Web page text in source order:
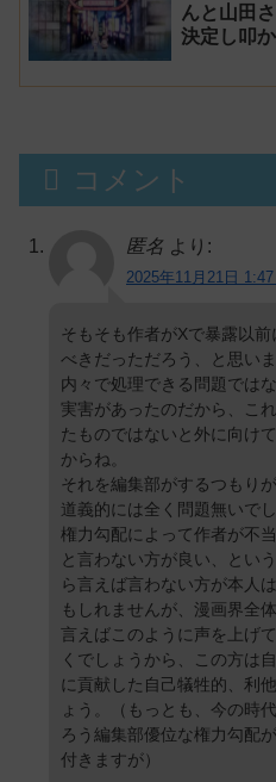
んと山田
決定し叩
コメント
匿名 より:
2025年11月21日
そもそも作者がXで暴露以
べきだっただろう、と思いま
内々で処理できる問題では
実害があったのだから、こ
たものではないと外に向け
からね。
それを編集部がするつもり
道義的には全く問題無いでし
権力勾配によって作者が不
と言わない方が良い、とい
ら言えば言わない方が本人
もしれませんが、漫画界全
言えばこのように声を上げ
くでしょうから、この方は
に貢献した自己犠牲的、利
ょう。（もっとも、今の時
ろう編集部優位な権力勾配
付きますが）